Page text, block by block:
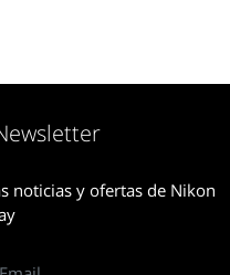
noticias y ofertas de Nikon